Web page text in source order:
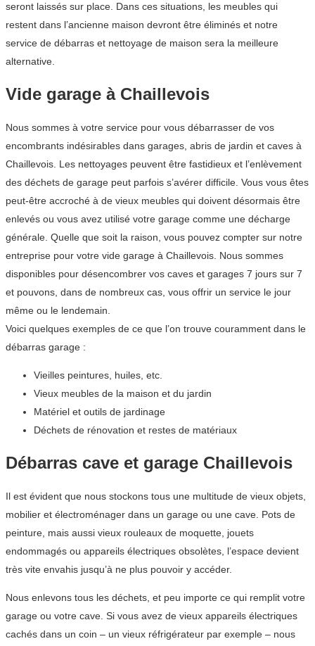
seront laissés sur place. Dans ces situations, les meubles qui
restent dans l’ancienne maison devront être éliminés et notre
service de débarras et nettoyage de maison sera la meilleure
alternative.
Vide garage à Chaillevois
Nous sommes à votre service pour vous débarrasser de vos
encombrants indésirables dans garages, abris de jardin et caves à
Chaillevois. Les nettoyages peuvent être fastidieux et l’enlèvement
des déchets de garage peut parfois s’avérer difficile. Vous vous êtes
peut-être accroché à de vieux meubles qui doivent désormais être
enlevés ou vous avez utilisé votre garage comme une décharge
générale. Quelle que soit la raison, vous pouvez compter sur notre
entreprise pour votre vide garage à Chaillevois. Nous sommes
disponibles pour désencombrer vos caves et garages 7 jours sur 7
et pouvons, dans de nombreux cas, vous offrir un service le jour
même ou le lendemain.
Voici quelques exemples de ce que l’on trouve couramment dans le
débarras garage :
Vieilles peintures, huiles, etc.
Vieux meubles de la maison et du jardin
Matériel et outils de jardinage
Déchets de rénovation et restes de matériaux
Débarras cave et garage Chaillevois
Il est évident que nous stockons tous une multitude de vieux objets,
mobilier et électroménager dans un garage ou une cave. Pots de
peinture, mais aussi vieux rouleaux de moquette, jouets
endommagés ou appareils électriques obsolètes, l’espace devient
très vite envahis jusqu’à ne plus pouvoir y accéder.
Nous enlevons tous les déchets, et peu importe ce qui remplit votre
garage ou votre cave. Si vous avez de vieux appareils électriques
cachés dans un coin – un vieux réfrigérateur par exemple – nous